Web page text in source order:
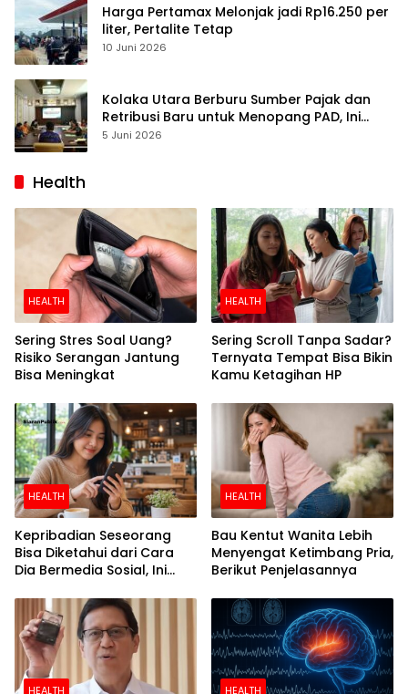
Harga Pertamax Melonjak jadi Rp16.250 per
liter, Pertalite Tetap
10 Juni 2026
Kolaka Utara Berburu Sumber Pajak dan
Retribusi Baru untuk Menopang PAD, Ini
Daftarnya
5 Juni 2026
Health
HEALTH
Sering Stres Soal Uang?
Risiko Serangan Jantung
Bisa Meningkat
HEALTH
Sering Scroll Tanpa Sadar?
Ternyata Tempat Bisa Bikin
Kamu Ketagihan HP
HEALTH
Kepribadian Seseorang
Bisa Diketahui dari Cara
Dia Bermedia Sosial, Ini
HEALTH
Bau Kentut Wanita Lebih
Menyengat Ketimbang Pria,
Berikut Penjelasannya
HEALTH HEALTH